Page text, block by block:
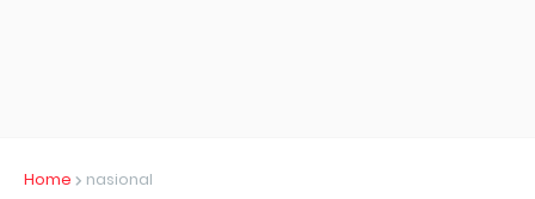
Home nasional